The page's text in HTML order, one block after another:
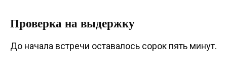
Проверка на выдержку
До начала встречи оставалось сорок пять минут.